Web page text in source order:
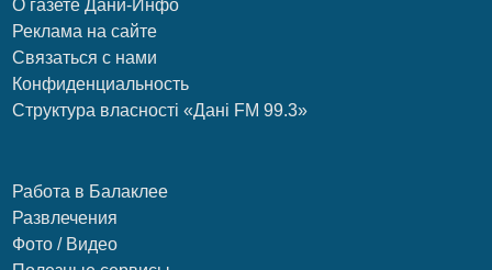
О газете Дани-Инфо
Реклама на сайте
Связаться с нами
Конфиденциальность
Структура власності «Дані FM 99.3»
Работа в Балаклее
Развлечения
Фото / Видео